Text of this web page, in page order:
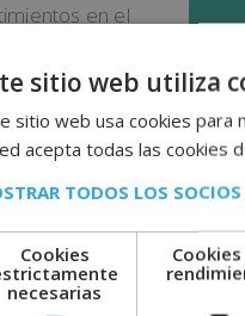
en el
por
con este
de calidad y ser un
ESTE POST
sitio web utiliza
sitio web usa cookies para
acepta todas las cookies
TODOS LOS SOCIOS
Cookies
necesarias
Cookies